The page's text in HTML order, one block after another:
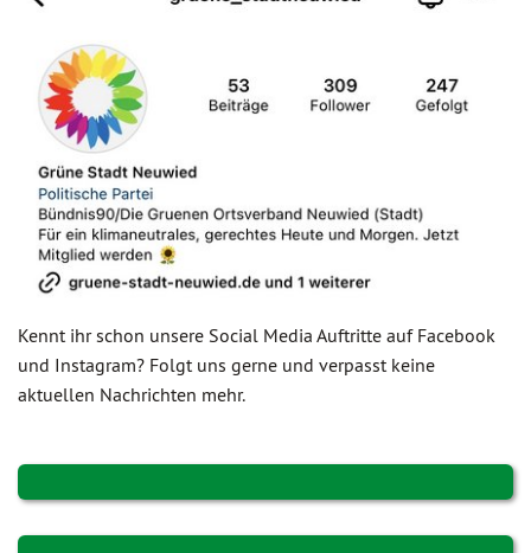
Kennt ihr schon unsere Social Media Auftritte auf Facebook
und Instagram? Folgt uns gerne und verpasst keine
aktuellen Nachrichten mehr.